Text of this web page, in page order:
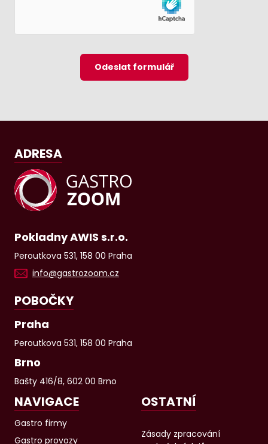
Odeslat formulář
ADRESA
Pokladny AWIS s.r.o.
Peroutkova 531, 158 00 Praha
info@gastrozoom.cz
POBOČKY
Praha
Peroutkova 531, 158 00 Praha
Brno
Bašty 416/8, 602 00 Brno
NAVIGACE
Gastro firmy
Gastro provozy
OSTATNÍ
Zásady zpracování